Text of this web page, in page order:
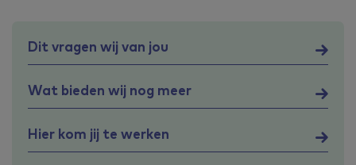
Dit vragen wij van jou
Wat bieden wij nog meer
Hier kom jij te werken